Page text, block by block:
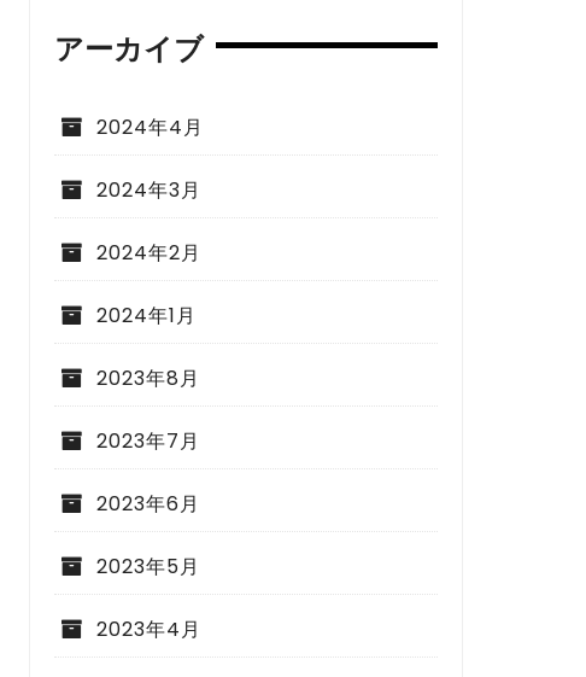
アーカイブ
2024年4月
2024年3月
2024年2月
2024年1月
2023年8月
2023年7月
2023年6月
2023年5月
2023年4月